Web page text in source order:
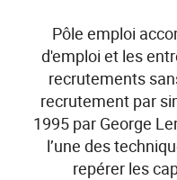
Pôle emploi
d'emploi et les
recrutements
recrutement par
1995 par George
l’une des
repérer les